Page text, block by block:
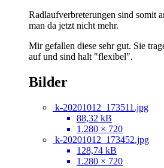
Radlaufverbreterungen sind somit
man da jetzt nicht mehr.
Mir gefallen diese sehr gut. Sie
auf und sind halt "flexibel".
Bilder
k-20201012_173511.jpg
88,32 kB
1.280 × 720
k-20201012_173452.jpg
128,74 kB
1.280 × 720